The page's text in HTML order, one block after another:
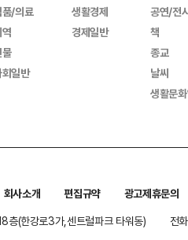
/의료
일반
생활경제
경제일반
공연/전
책
종교
날씨
생활문
회사소개 편집규약
광고제휴문의
층(한강로3가,센트럴파크 타워동)
전